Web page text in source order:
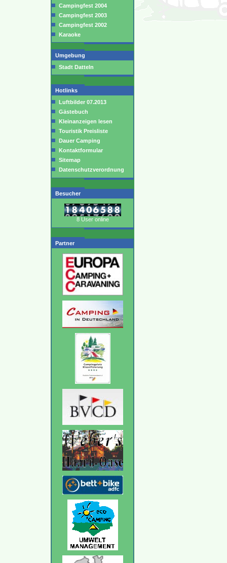
Campingfest 2004
Campingfest 2003
Campingfest 2002
Karaoke
Umgebung
Stadt Datteln
Hotlinks
Luftbilder 07.2013
Gästebuch
Kleinanzeigen lesen
Touristik Preisliste
Dauer Camping
Kontaktformular
Sitemap
Datenschutzverordnung
Besucher
8 User online
Partner